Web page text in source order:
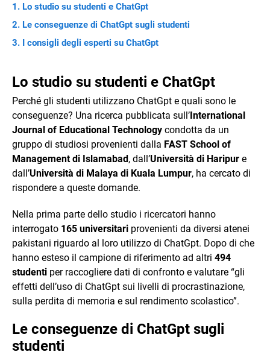
Lo studio su studenti e ChatGpt
Le conseguenze di ChatGpt sugli studenti
I consigli degli esperti su ChatGpt
Lo studio su studenti e ChatGpt
Perché gli studenti utilizzano ChatGpt e quali sono le
conseguenze? Una ricerca pubblicata sull’International
Journal of Educational Technology condotta da un
gruppo di studiosi provenienti dalla FAST School of
Management di Islamabad, dall’Università di Haripur e
dall’Università di Malaya di Kuala Lumpur, ha cercato di
rispondere a queste domande.
Nella prima parte dello studio i ricercatori hanno
interrogato 165 universitari provenienti da diversi atenei
pakistani riguardo al loro utilizzo di ChatGpt. Dopo di che
hanno esteso il campione di riferimento ad altri 494
studenti per raccogliere dati di confronto e valutare “gli
effetti dell’uso di ChatGpt sui livelli di procrastinazione,
sulla perdita di memoria e sul rendimento scolastico”.
Le conseguenze di ChatGpt sugli
studenti